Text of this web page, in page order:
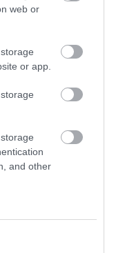
web or
or app.
and other
eltűnik a hazai
az elmúlt 10
gépjármű rótta az